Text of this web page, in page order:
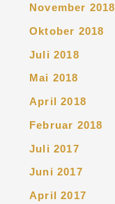
November 2018
Oktober 2018
Juli 2018
Mai 2018
April 2018
Februar 2018
Juli 2017
Juni 2017
April 2017